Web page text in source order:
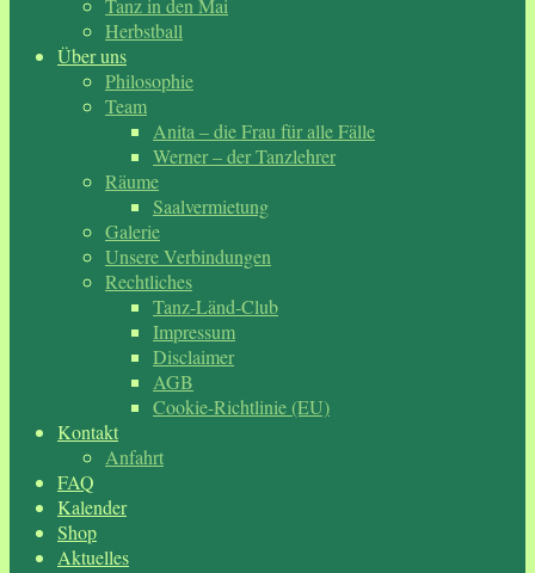
Tanz in den Mai
Herbstball
Über uns
Philosophie
Team
Anita – die Frau für alle Fälle
Werner – der Tanzlehrer
Räume
Saalvermietung
Galerie
Unsere Verbindungen
Rechtliches
Tanz-Länd-Club
Impressum
Disclaimer
AGB
Cookie-Richtlinie (EU)
Kontakt
Anfahrt
FAQ
Kalender
Shop
Aktuelles